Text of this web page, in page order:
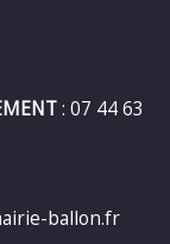
: 07 44 63
ballon.fr